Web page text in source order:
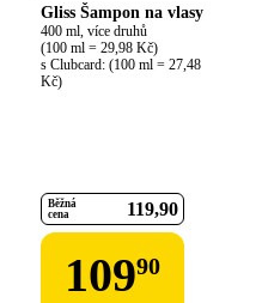
Gliss Šampon na vlasy
400 ml, více druhů
(100 ml = 29,98 Kč)
s Clubcard: (100 ml = 27,48
Kč)
Běžná
cena
119 90
10990